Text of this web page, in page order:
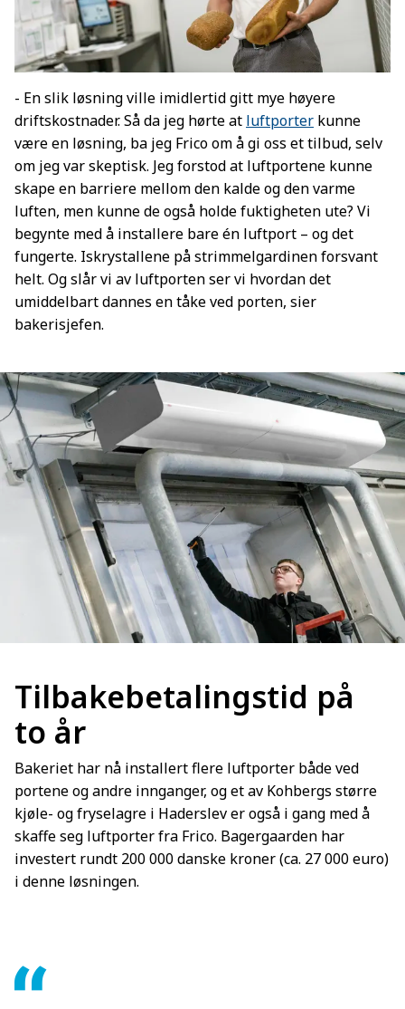
- En slik løsning ville imidlertid gitt mye høyere
driftskostnader. Så da jeg hørte at luftporter kunne
være en løsning, ba jeg Frico om å gi oss et tilbud, selv
om jeg var skeptisk. Jeg forstod at luftportene kunne
skape en barriere mellom den kalde og den varme
luften, men kunne de også holde fuktigheten ute? Vi
begynte med å installere bare én luftport – og det
fungerte. Iskrystallene på strimmelgardinen forsvant
helt. Og slår vi av luftporten ser vi hvordan det
umiddelbart dannes en tåke ved porten, sier
bakerisjefen.
Tilbakebetalingstid på
to år
Bakeriet har nå installert flere luftporter både ved
portene og andre innganger, og et av Kohbergs større
kjøle- og fryselagre i Haderslev er også i gang med å
skaffe seg luftporter fra Frico. Bagergaarden har
investert rundt 200 000 danske kroner (ca. 27 000 euro)
i denne løsningen.